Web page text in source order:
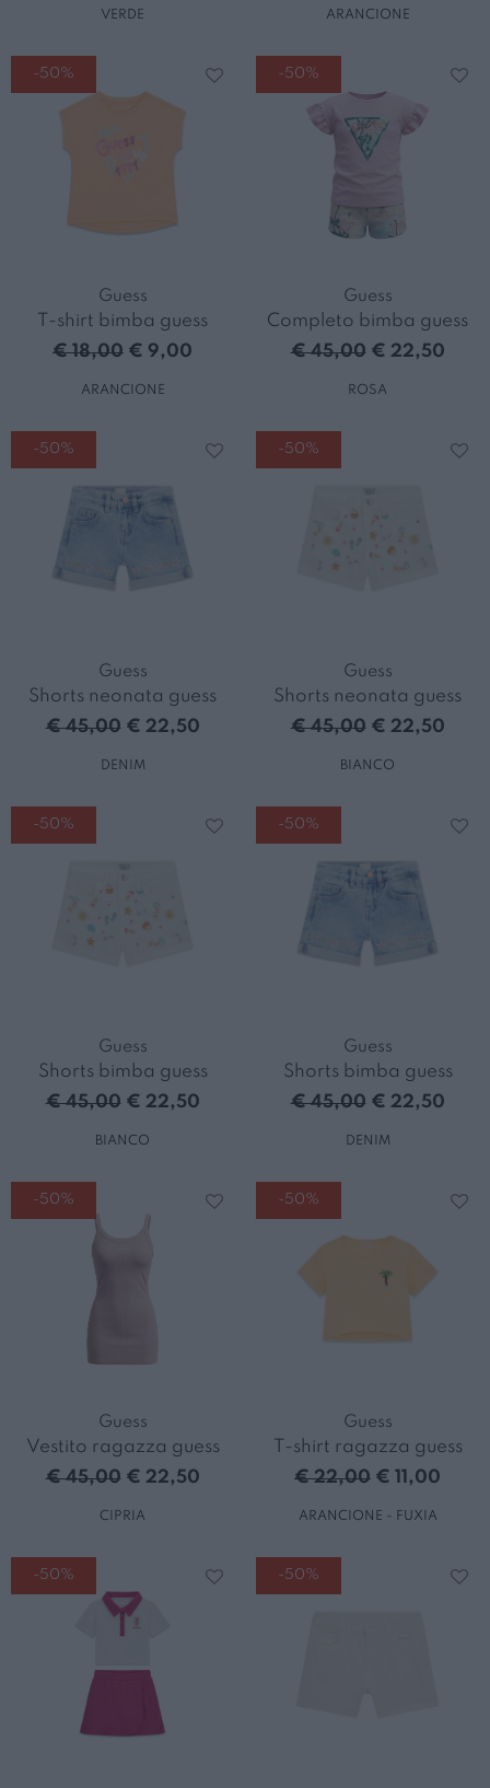
VERDE ARANCIONE
-50%
Guess
T-shirt bimba guess
€ 18,00 € 9,00
ARANCIONE
-50%
Guess
Completo bimba guess
€ 45,00 € 22,50
ROSA
-50%
Guess
Shorts neonata guess
€ 45,00 € 22,50
DENIM
-50%
Guess
Shorts neonata guess
€ 45,00 € 22,50
BIANCO
-50%
Guess
Shorts bimba guess
€ 45,00 € 22,50
BIANCO
-50%
Guess
Shorts bimba guess
€ 45,00 € 22,50
DENIM
-50%
Guess
Vestito ragazza guess
€ 45,00 € 22,50
CIPRIA
-50%
Guess
T-shirt ragazza guess
€ 22,00 € 11,00
ARANCIONE - FUXIA
-50% -50%